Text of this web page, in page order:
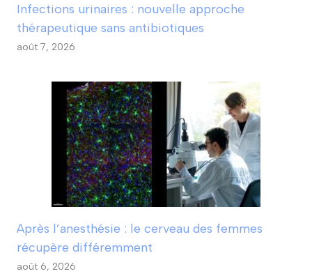
Infections urinaires : nouvelle approche
thérapeutique sans antibiotiques
août 7, 2026
Après l’anesthésie : le cerveau des femmes
récupère différemment
août 6, 2026